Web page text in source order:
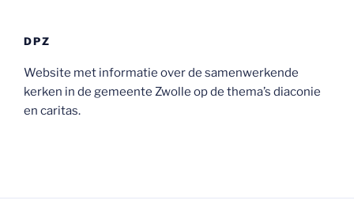
DPZ
Website met informatie over de samenwerkende
kerken in de gemeente Zwolle op de thema’s diaconie
en caritas.